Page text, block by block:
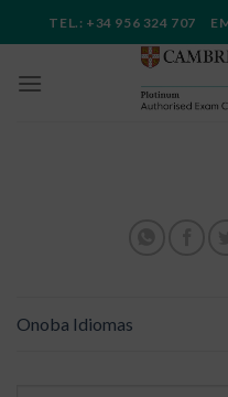
al
TEL.: +34 956 324 707
Onoba Idiomas